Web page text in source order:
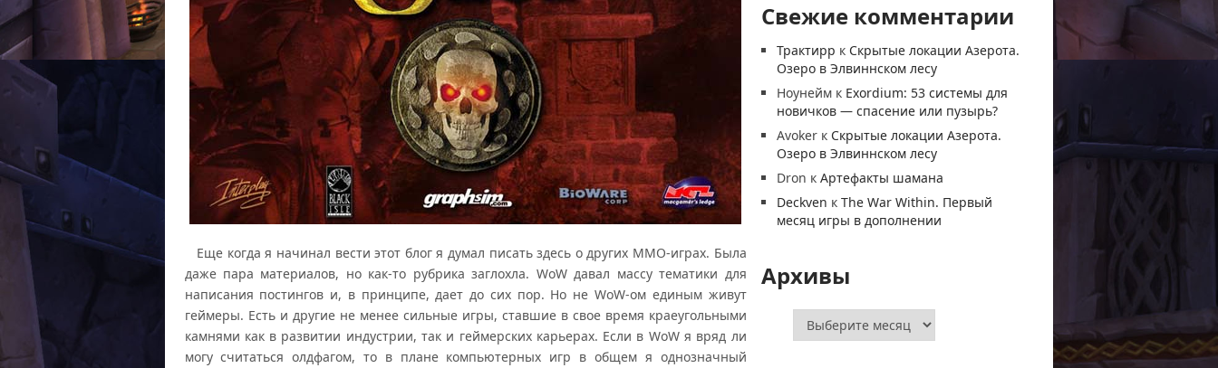
Еще когда я начинал вести этот блог я думал писать здесь о других MMO-играх. Была
даже пара материалов, но как-то рубрика заглохла. WoW давал массу тематики для
написания постингов и, в принципе, дает до сих пор. Но не WoW-ом единым живут
геймеры. Есть и другие не менее сильные игры, ставшие в свое время краеугольными
камнями как в развитии индустрии, так и геймерских карьерах. Если в WoW я вряд ли
могу считаться олдфагом, то в плане компьютерных игр в общем я однозначный
Свежие комментарии
Трактирр к Скрытые локации Азерота.
Озеро в Элвиннском лесу
Ноунейм к Exordium: 53 системы для
новичков — спасение или пузырь?
Avoker к Скрытые локации Азерота.
Озеро в Элвиннском лесу
Dron кАртефакты шамана
Deckven кThe War Within. Первый
месяц игры в дополнении
Архивы
Архивы